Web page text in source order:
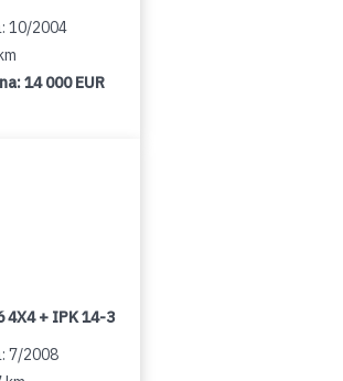
10/2004
14 000 EUR
4X4 + IPK 14-3
7/2008